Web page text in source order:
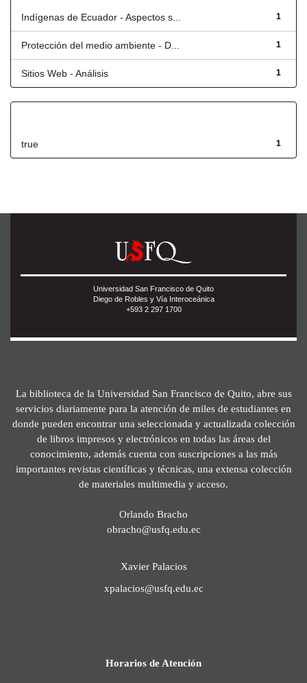
1
Indígenas de Ecuador - Aspectos s...
1
Protección del medio ambiente - D...
1
Sitios Web - Análisis
1
true
Universidad San Francisco de Quito
Diego de Robles y Vía Interoceánica
+593 2 297 1700
La biblioteca de la Universidad San Francisco de Quito, abre sus
servicios diariamente para la atención de miles de estudiantes en
donde pueden encontrar una seleccionada y actualizada colección
de libros impresos y electrónicos en todas las áreas del
conocimiento, además cuenta con suscripciones a las más
importantes revistas científicas y técnicas, una extensa colección
de materiales multimedia y acceso.
Orlando Bracho
obracho@usfq.edu.ec
Xavier Palacios
xpalacios@usfq.edu.ec
Horarios de Atención